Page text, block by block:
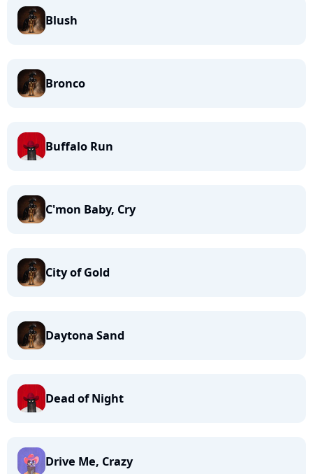
Blush
Bronco
Buffalo Run
C'mon Baby, Cry
City of Gold
Daytona Sand
Dead of Night
Drive Me, Crazy